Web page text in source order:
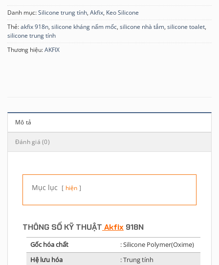
Danh mục: Silicone trung tính, Akfix, Keo Silicone
Thẻ: akfix 918n, silicone kháng nấm mốc, silicone nhà tắm, silicone toalet,
silicone trung tính
Thương hiệu: AKFIX
Mô tả
Đánh giá (0)
Mục lục hiện
THÔNG SỐ KỸ THUẬT Akfix 918N
Gốc hóa chất
: Silicone Polymer(Oxime)
Hệ lưu hóa
: Trung tính